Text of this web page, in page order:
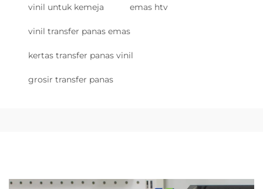
vinil untuk kemeja emas htv
vinil transfer panas emas
kertas transfer panas vinil
grosir transfer panas